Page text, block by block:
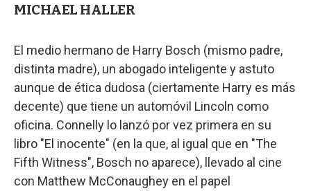
MICHAEL HALLER
El medio hermano de Harry Bosch (mismo padre,
distinta madre), un abogado inteligente y astuto
aunque de ética dudosa (ciertamente Harry es más
decente) que tiene un automóvil Lincoln como
oficina. Connelly lo lanzó por vez primera en su
libro "El inocente" (en la que, al igual que en "The
Fifth Witness", Bosch no aparece), llevado al cine
con Matthew McConaughey en el papel